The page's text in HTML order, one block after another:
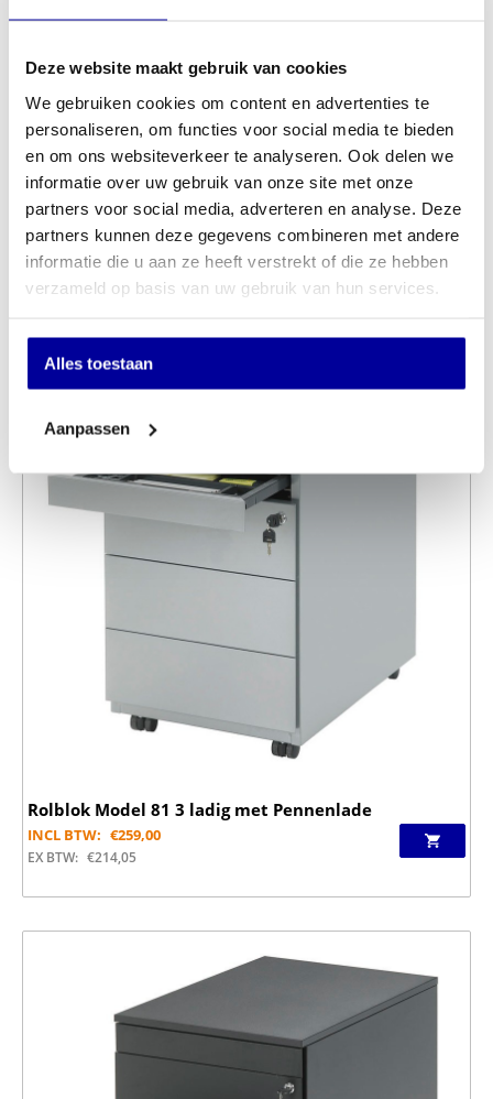
Deze website maakt gebruik van cookies
We gebruiken cookies om content en advertenties te
personaliseren, om functies voor social media te bieden
en om ons websiteverkeer te analyseren. Ook delen we
informatie over uw gebruik van onze site met onze
partners voor social media, adverteren en analyse. Deze
partners kunnen deze gegevens combineren met andere
informatie die u aan ze heeft verstrekt of die ze hebben
verzameld op basis van uw gebruik van hun services.
Alles toestaan
Aanpassen
Rolblok 14N 3 ladig
€ 239,00
EX BTW: € 164,46
Rolblok Model 81 3 ladig met Pennenlade
INCL BTW: €259,00
EX BTW: €214,05